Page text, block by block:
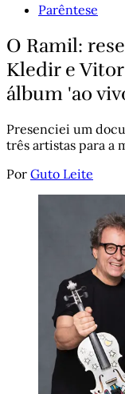
Parêntese
O Ramil:
Kledir e
álbum 'ao
Presenciei um
três artistas para a
Por Guto Leite